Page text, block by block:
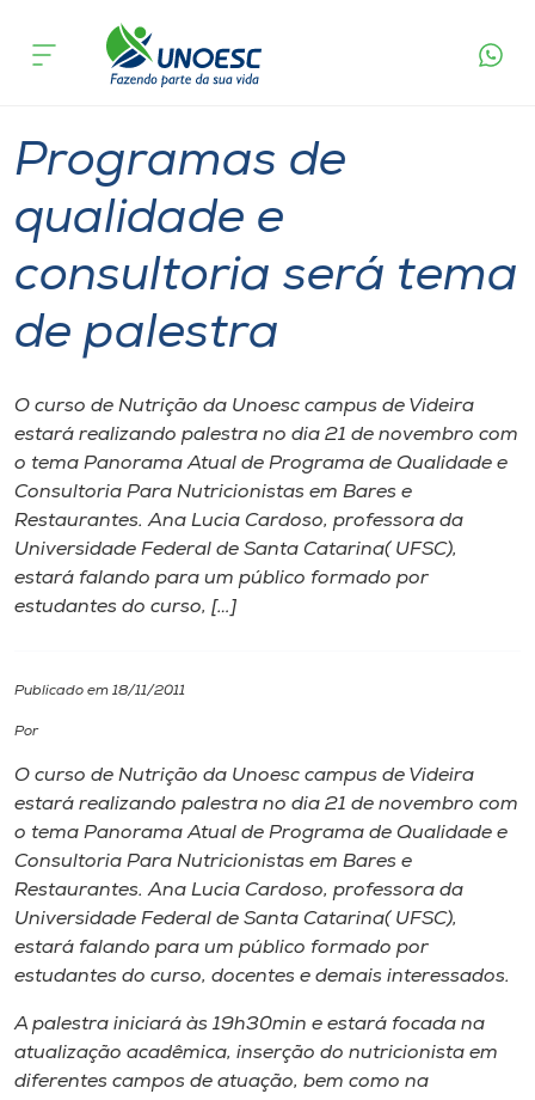
Cursos
Atendimento ao Estudante
Portal de Ensino
A
Internacionalização
I.nova
Cultura
CPA
Biblioteca
Editora
Rádio
Museu
acontece
Programas de
qualidade e
consultoria será tema
de palestra
O curso de Nutrição da Unoesc campus de Videira
estará realizando palestra no dia 21 de novembro com
o tema Panorama Atual de Programa de Qualidade e
Consultoria Para Nutricionistas em Bares e
Restaurantes. Ana Lucia Cardoso, professora da
Universidade Federal de Santa Catarina( UFSC),
estará falando para um público formado por
estudantes do curso, […]
Publicado em 18/11/2011
Por
O curso de Nutrição da Unoesc campus de Videira
estará realizando palestra no dia 21 de novembro com
o tema Panorama Atual de Programa de Qualidade e
Consultoria Para Nutricionistas em Bares e
Restaurantes. Ana Lucia Cardoso, professora da
Universidade Federal de Santa Catarina( UFSC),
estará falando para um público formado por
estudantes do curso, docentes e demais interessados.
A palestra iniciará às 19h30min e estará focada na
atualização acadêmica, inserção do nutricionista em
diferentes campos de atuação, bem como na